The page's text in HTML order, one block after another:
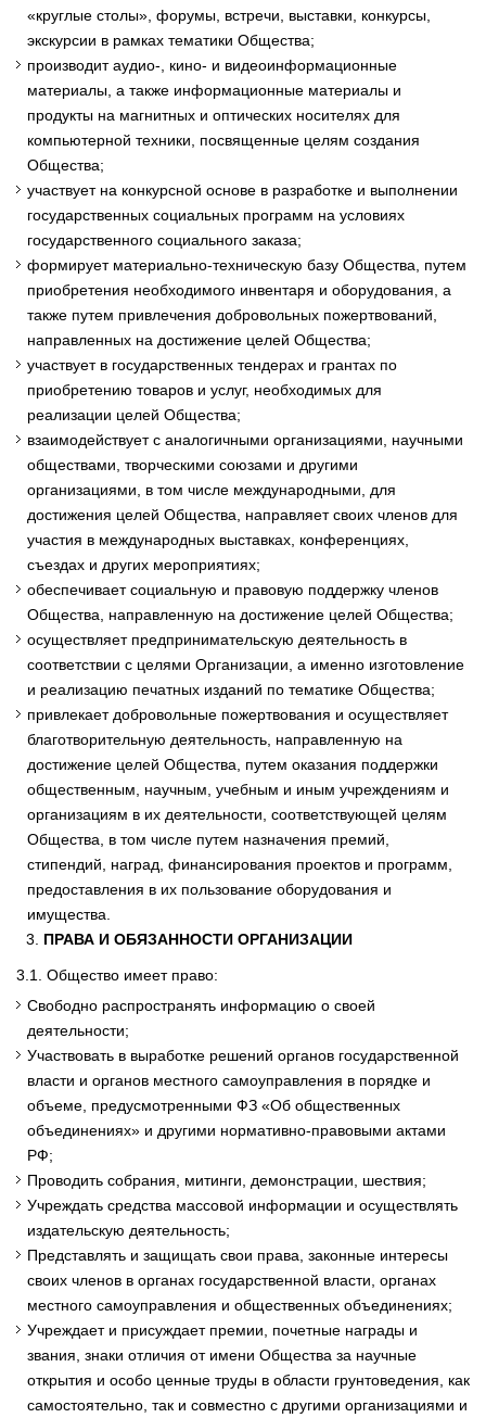
«круглые столы», форумы, встречи, выставки, конкурсы,
экскурсии в рамках тематики Общества;
производит аудио-, кино- и видеоинформационные
материалы, а также информационные материалы и
продукты на магнитных и оптических носителях для
компьютерной техники, посвященные целям создания
Общества;
участвует на конкурсной основе в разработке и выполнении
государственных социальных программ на условиях
государственного социального заказа;
формирует материально-техническую базу Общества, путем
приобретения необходимого инвентаря и оборудования, а
также путем привлечения добровольных пожертвований,
направленных на достижение целей Общества;
участвует в государственных тендерах и грантах по
приобретению товаров и услуг, необходимых для
реализации целей Общества;
взаимодействует с аналогичными организациями, научными
обществами, творческими союзами и другими
организациями, в том числе международными, для
достижения целей Общества, направляет своих членов для
участия в международных выставках, конференциях,
съездах и других мероприятиях;
обеспечивает социальную и правовую поддержку членов
Общества, направленную на достижение целей Общества;
осуществляет предпринимательскую деятельность в
соответствии с целями Организации, а именно изготовление
и реализацию печатных изданий по тематике Общества;
привлекает добровольные пожертвования и осуществляет
благотворительную деятельность, направленную на
достижение целей Общества, путем оказания поддержки
общественным, научным, учебным и иным учреждениям и
организациям в их деятельности, соответствующей целям
Общества, в том числе путем назначения премий,
стипендий, наград, финансирования проектов и программ,
предоставления в их пользование оборудования и
имущества.
ПРАВА И ОБЯЗАННОСТИ ОРГАНИЗАЦИИ
3.1. Общество имеет право:
Свободно распространять информацию о своей
деятельности;
Участвовать в выработке решений органов государственной
власти и органов местного самоуправления в порядке и
объеме, предусмотренными ФЗ «Об общественных
объединениях» и другими нормативно-правовыми актами
РФ;
Проводить собрания, митинги, демонстрации, шествия;
Учреждать средства массовой информации и осуществлять
издательскую деятельность;
Представлять и защищать свои права, законные интересы
своих членов в органах государственной власти, органах
местного самоуправления и общественных объединениях;
Учреждает и присуждает премии, почетные награды и
звания, знаки отличия от имени Общества за научные
открытия и особо ценные труды в области грунтоведения, как
самостоятельно, так и совместно с другими организациями и